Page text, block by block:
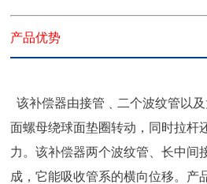
产品优势
该补偿器由接管﹑二个波纹管以
面螺母绕球面垫圈转动，同时拉杆
力。该补偿器两个波纹管、长中间
成，它能吸收管系的横向位移。产